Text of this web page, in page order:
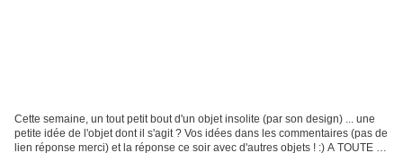
Cette semaine, un tout petit bout d'un objet insolite (par son design) ... une
petite idée de l'objet dont il s'agit ? Vos idées dans les commentaires (pas de
lien réponse merci) et la réponse ce soir avec d'autres objets ! :) A TOUTE !!